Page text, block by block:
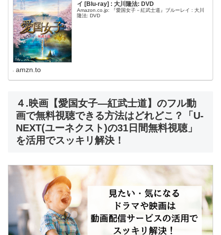
イ [Blu-ray] : 大川隆法: DVD
Amazon.co.jp: 『愛国女子－紅武士道』ブルーレイ : 大川
隆法: DVD
amzn.to
４.映画【愛国女子―紅武士道】のフル動
画で無料視聴できる方法はどれどこ？「U-
NEXT(ユーネクスト)の31日間無料視聴」
を活用でスッキリ解決！